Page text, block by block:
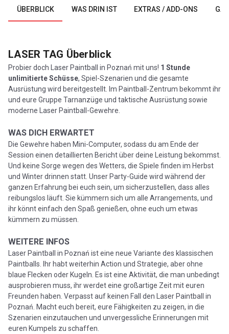
ÜBERBLICK WAS DRIN IST EXTRAS / ADD-ONS
LASER TAG Überblick
Probier doch Laser Paintball in Poznań mit uns! 1 Stunde
unlimitierte Schüsse, Spiel-Szenarien und die gesamte
Ausrüstung wird bereitgestellt. Im Paintball-Zentrum bekommt ihr
und eure Gruppe Tarnanzüge und taktische Ausrüstung sowie
moderne Laser Paintball-Gewehre.
WAS DICH ERWARTET
Die Gewehre haben Mini-Computer, sodass du am Ende der
Session einen detaillierten Bericht über deine Leistung bekommst.
Und keine Sorge wegen des Wetters, die Spiele finden im Herbst
und Winter drinnen statt. Unser Party-Guide wird während der
ganzen Erfahrung bei euch sein, um sicherzustellen, dass alles
reibungslos läuft. Sie kümmern sich um alle Arrangements, und
ihr könnt einfach den Spaß genießen, ohne euch um etwas
kümmern zu müssen.
WEITERE INFOS
Laser Paintball in Poznań ist eine neue Variante des klassischen
Paintballs. Ihr habt weiterhin Action und Strategie, aber ohne
blaue Flecken oder Kugeln. Es ist eine Aktivität, die man unbedingt
ausprobieren muss, ihr werdet eine großartige Zeit mit euren
Freunden haben. Verpasst auf keinen Fall den Laser Paintball in
Poznań. Macht euch bereit, eure Fähigkeiten zu zeigen, in die
Szenarien einzutauchen und unvergessliche Erinnerungen mit
euren Kumpels zu schaffen.